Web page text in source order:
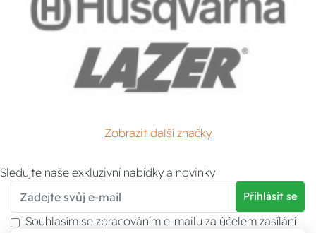
Zobrazit další značky
Sledujte naše exkluzivní nabídky a novinky
Přihlásit se
Souhlasím se zpracováním e-mailu za účelem zasílání